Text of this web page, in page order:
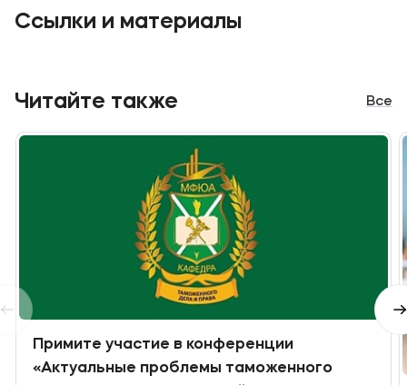
Ссылки и материалы
Читайте также Все
Примите участие в конференции
«Актуальные проблемы таможенного